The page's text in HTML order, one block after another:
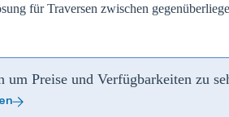
für Traversen zwischen
um Preise und Verfügbarkeiten zu